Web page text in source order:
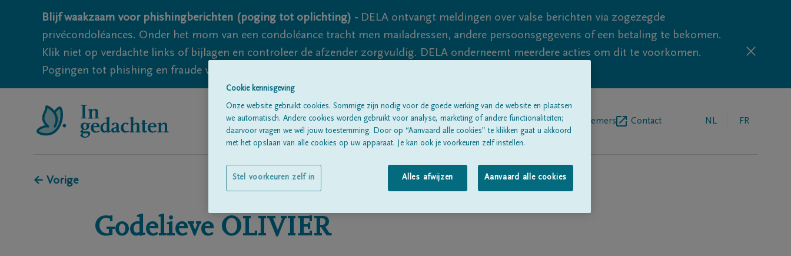
Blijf waakzaam voor phishingberichten (poging tot oplichting) - DELA ontvangt meldingen over valse berichten via zogezegde
privécondoléances. Onder het mom van een condoléance tracht men mailadressen, andere persoonsgegevens of een betaling te bekomen.
Klik niet op verdachte links of bijlagen en controleer de afzender zorgvuldig. DELA onderneemt meerdere acties om dit te voorkomen.
Pogingen tot phishing en fraude vallen echter nooit volledig uit te sluiten, dus blijf waakzaam.
Alle rouwberichten Over onsBegrafenisondernemers Contact NL FR
← Vorige
Godelieve OLIVIER
Cookie kennisgeving
Onze website gebruikt cookies. Sommige zijn nodig voor de goede werking van de website en plaatsen
we automatisch. Andere cookies worden gebruikt voor analyse, marketing of andere functionaliteiten;
daarvoor vragen we wél jouw toestemming. Door op “Aanvaard alle cookies” te klikken gaat u akkoord
met het opslaan van alle cookies op uw apparaat. Je kan ook je voorkeuren zelf instellen.
Alles afwijzen Aanvaard alle cookies
Stel voorkeuren zelf in